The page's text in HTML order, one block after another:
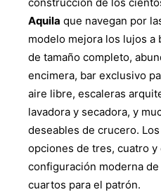
Aquila que navegan por
modelo mejora los lujos
de tamaño completo,
encimera, bar exclusivo
aire libre, escaleras
lavadora y secadora, y
deseables de crucero.
opciones de tres, cuatro y
configuración moderna de
cuartos para el patrón.